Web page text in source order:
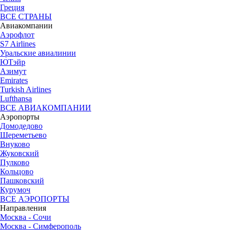
Греция
ВСЕ СТРАНЫ
Авиакомпании
Аэрофлот
S7 Airlines
Уральские авиалинии
ЮТэйр
Азимут
Emirates
Turkish Airlines
Lufthansa
ВСЕ АВИАКОМПАНИИ
Аэропорты
Домодедово
Шереметьево
Внуково
Жуковский
Пулково
Кольцово
Пашковский
Курумоч
ВСЕ АЭРОПОРТЫ
Направления
Москва - Сочи
Москва - Симферополь